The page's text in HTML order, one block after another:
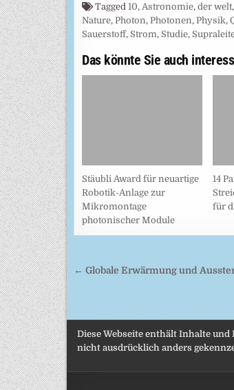
Tagged 10, Astronomie, der welt,
Nature, Photon, Photonen, Physik,
Sauerstoff, Strom, Studie,
Das könnte Sie auch
Stäubli Award für neuartige
Robotik-Anlage zur
Mikromontage
photonischer Module
14
für
← Globale Erwärmung und
Diese Webseite enthält Inhalte
nicht ausdrücklich anders